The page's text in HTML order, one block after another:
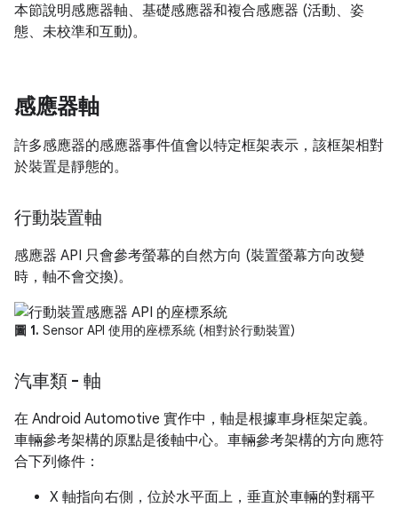
本節說明感應器軸、基礎感應器和複合感應器 (活動、姿
態、未校準和互動)。
感應器軸
許多感應器的感應器事件值會以特定框架表示，該框架相對
於裝置是靜態的。
行動裝置軸
感應器 API 只會參考螢幕的自然方向 (裝置螢幕方向改變
時，軸不會交換)。
圖 1. Sensor API 使用的座標系統 (相對於行動裝置)
汽車類 - 軸
在 Android Automotive 實作中，軸是根據車身框架定義。
車輛參考架構的原點是後軸中心。車輛參考架構的方向應符
合下列條件：
X 軸指向右側，位於水平面上，垂直於車輛的對稱平